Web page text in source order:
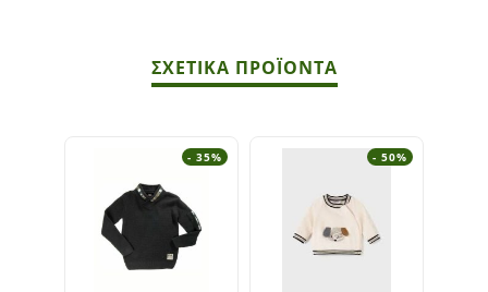
ΣΧΕΤΙΚΆ ΠΡΟΪΌΝΤΑ
- 35% - 50%